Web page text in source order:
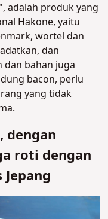
adalah produk yang
Hakone, yaitu
wortel dan
dan
bahan juga
bacon, perlu
yang tidak
roti dengan